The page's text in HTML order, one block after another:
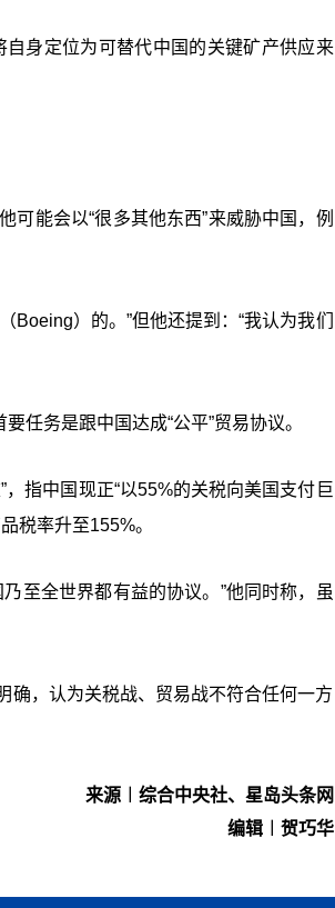
身定位为可替代中国的关键矿产供应来
能会以“很多其他东西”来威胁中国，例
Boeing）的。”但他还提到：“我认为我们
任务是跟中国达成“公平”贸易协议。
指中国现正“以55%的关税向美国支付巨
税率升至155%。
至全世界都有益的协议。”他同时称，虽
确，认为关税战、贸易战不符合任何一方
来源︱综合中央社、星岛头条网
编辑︱贺巧华